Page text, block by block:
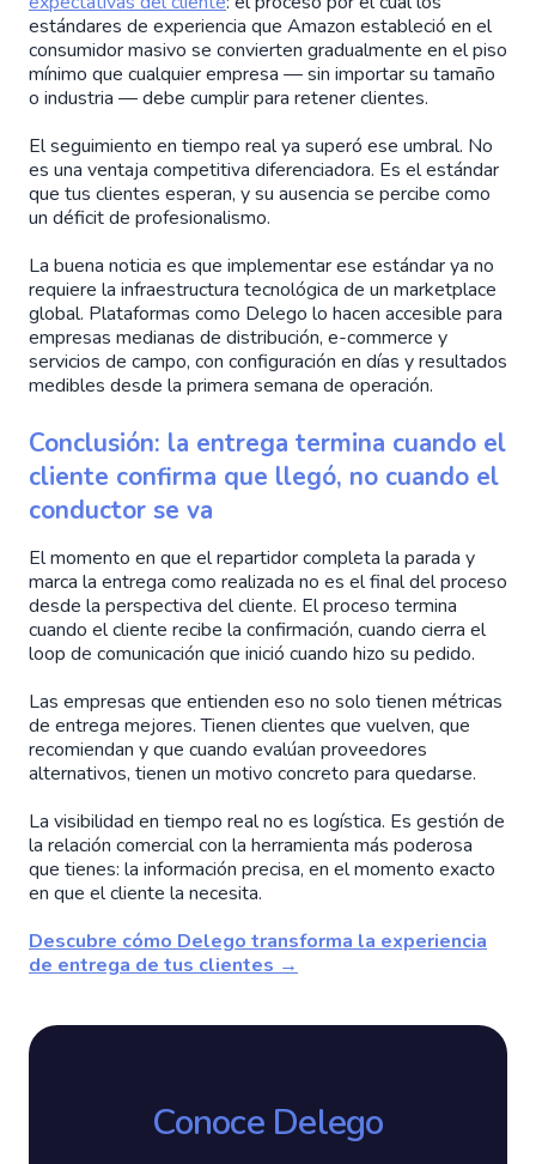
estándares de experiencia que Amazon estableció en el
consumidor masivo se convierten gradualmente en el piso
mínimo que cualquier empresa — sin importar su tamaño
o industria — debe cumplir para retener clientes.
El seguimiento en tiempo real ya superó ese umbral. No
es una ventaja competitiva diferenciadora. Es el estándar
que tus clientes esperan, y su ausencia se percibe como
un déficit de profesionalismo.
La buena noticia es que implementar ese estándar ya no
requiere la infraestructura tecnológica de un marketplace
global. Plataformas como Delego lo hacen accesible para
empresas medianas de distribución, e-commerce y
servicios de campo, con configuración en días y resultados
medibles desde la primera semana de operación.
Conclusión: la entrega termina cuando el
cliente confirma que llegó, no cuando el
conductor se va
El momento en que el repartidor completa la parada y
marca la entrega como realizada no es el final del proceso
desde la perspectiva del cliente. El proceso termina
cuando el cliente recibe la confirmación, cuando cierra el
loop de comunicación que inició cuando hizo su pedido.
Las empresas que entienden eso no solo tienen métricas
de entrega mejores. Tienen clientes que vuelven, que
recomiendan y que cuando evalúan proveedores
alternativos, tienen un motivo concreto para quedarse.
La visibilidad en tiempo real no es logística. Es gestión de
la relación comercial con la herramienta más poderosa
que tienes: la información precisa, en el momento exacto
en que el cliente la necesita.
Descubre cómo Delego transforma la experiencia
de entrega de tus clientes →
Conoce Delego